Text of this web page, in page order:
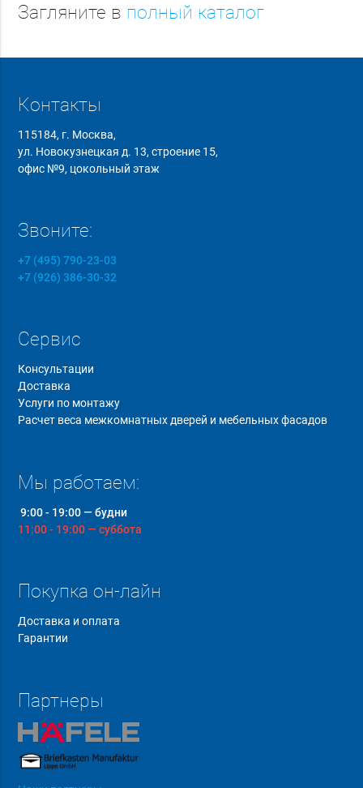
Загляните в полный каталог
Контакты
115184, г. Москва,
ул. Новокузнецкая д. 13, строение 15,
офис №9, цокольный этаж
Звоните:
+7 (495) 790-23-03
+7 (926) 386-30-32
Сервис
Консультации
Доставка
Услуги по монтажу
Расчет веса межкомнатных дверей и мебельных фасадов
Мы работаем:
9:00 - 19:00 — будни
11:00 - 19:00 — суббота
Покупка он-лайн
Доставка и оплата
Гарантии
Партнеры